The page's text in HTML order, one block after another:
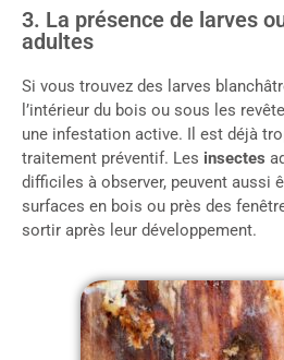
3. La présence de larves
adultes
Si vous trouvez des larves
l’intérieur du bois ou sous les
une infestation active. Il est déjà
traitement préventif. Les insectes
difficiles à observer, peuvent aussi
surfaces en bois ou près des
sortir après leur développement.